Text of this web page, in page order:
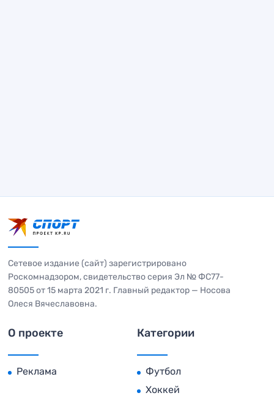
Сетевое издание (сайт) зарегистрировано
Роскомнадзором, свидетельство серия Эл № ФС77-
80505 от 15 марта 2021 г. Главный редактор — Носова
Олеся Вячеславовна.
О проекте
Реклама
Категории
Футбол
Хоккей